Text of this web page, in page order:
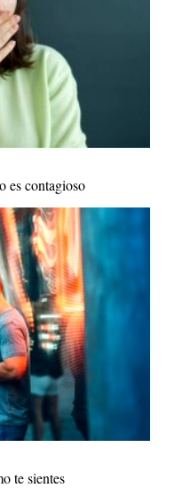
es contagioso
te sientes